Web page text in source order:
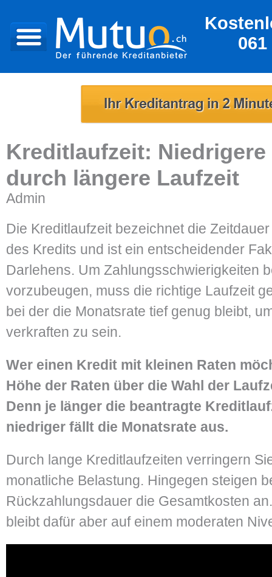
061
Kreditlaufzeit:
durch längere Laufzeit
Admin
Die Kreditlaufzeit bezeichnet die
des Kredits und ist ein entscheidender
Darlehens. Um Zahlungsschwierigkeiten
vorzubeugen, muss die richtige Laufzeit
bei der die Monatsrate tief genug bleibt,
verkraften zu sein.
Wer einen Kredit mit kleinen Raten
Höhe der Raten über die Wahl der
Denn je länger die beantragte
niedriger fällt die Monatsrate aus.
Durch lange Kreditlaufzeiten verringern
monatliche Belastung. Hingegen steigen
Rückzahlungsdauer die Gesamtkosten
bleibt dafür aber auf einem moderaten